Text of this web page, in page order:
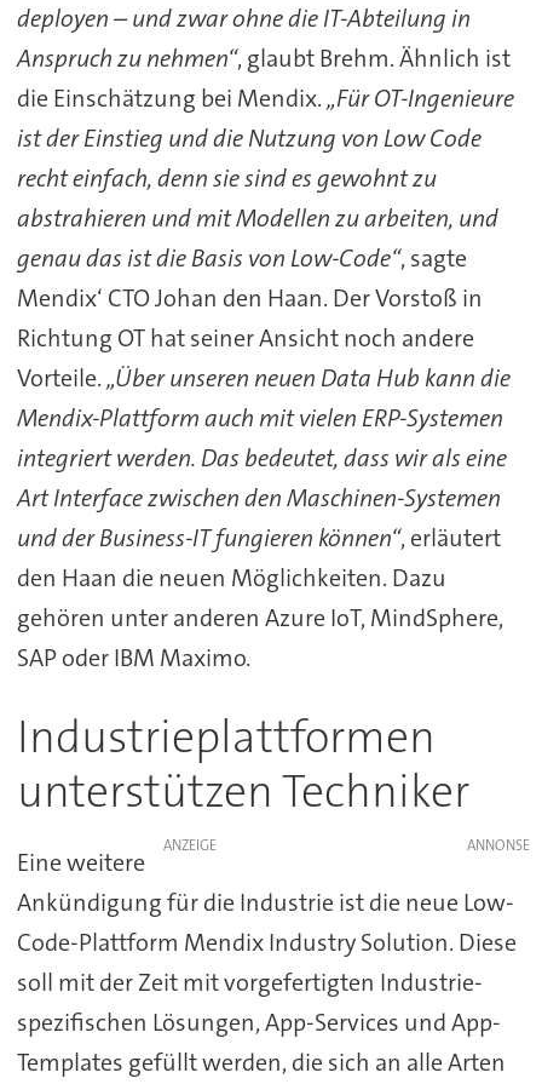
deployen – und zwar ohne die IT-Abteilung in
Anspruch zu nehmen“, glaubt Brehm. Ähnlich ist
die Einschätzung bei Mendix.„Für OT-Ingenieure
ist der Einstieg und die Nutzung von Low Code
recht einfach, denn sie sind es gewohnt zu
abstrahieren und mit Modellen zu arbeiten, und
genau das ist die Basis von Low-Code“, sagte
Mendix‘ CTO Johan den Haan. Der Vorstoß in
Richtung OT hat seiner Ansicht noch andere
Vorteile.„Über unseren neuen Data Hub kann die
Mendix-Plattform auch mit vielen ERP-Systemen
integriert werden. Das bedeutet, dass wir als eine
Art Interface zwischen den Maschinen-Systemen
und der Business-IT fungieren können“, erläutert
den Haan die neuen Möglichkeiten. Dazu
gehören unter anderen Azure IoT, MindSphere,
SAP oder IBM Maximo.
Industrieplattformen
unterstützen Techniker
ANZEIGE
Eine weitere
Ankündigung für die Industrie ist die neue Low-
Code-Plattform Mendix Industry Solution. Diese
soll mit der Zeit mit vorgefertigten Industrie-
spezifischen Lösungen, App-Services und App-
Templates gefüllt werden, die sich an alle Arten